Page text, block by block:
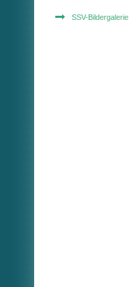
SSV-Bildergalerie